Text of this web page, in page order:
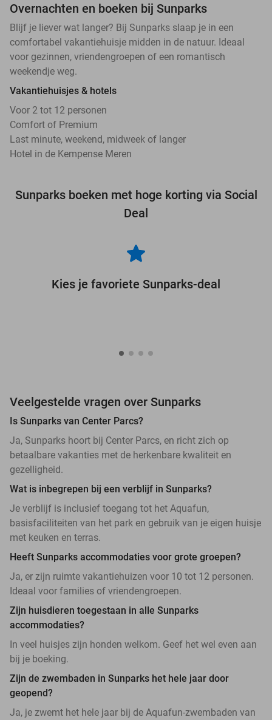
Overnachten en boeken bij Sunparks
Blijf je liever wat langer? Bij Sunparks slaap je in een
comfortabel vakantiehuisje midden in de natuur. Ideaal
voor gezinnen, vriendengroepen of een romantisch
weekendje weg.
Vakantiehuisjes & hotels
Voor 2 tot 12 personen
Comfort of Premium
Last minute, weekend, midweek of langer
Hotel in de Kempense Meren
Sunparks boeken met hoge korting via Social
Deal
Kies je favoriete Sunparks-deal
Veelgestelde vragen over Sunparks
Is Sunparks van Center Parcs?
Ja, Sunparks hoort bij Center Parcs, en richt zich op
betaalbare vakanties met de herkenbare kwaliteit en
gezelligheid.
Wat is inbegrepen bij een verblijf in Sunparks?
Je verblijf is inclusief toegang tot het Aquafun,
basisfaciliteiten van het park en gebruik van je eigen huisje
met keuken en terras.
Heeft Sunparks accommodaties voor grote groepen?
Ja, er zijn ruimte vakantiehuizen voor 10 tot 12 personen.
Ideaal voor families of vriendengroepen.
Zijn huisdieren toegestaan in alle Sunparks
accommodaties?
In veel huisjes zijn honden welkom. Geef het wel even aan
bij je boeking.
Zijn de zwembaden in Sunparks het hele jaar door
geopend?
Ja, je zwemt het hele jaar bij de Aquafun-zwembaden van